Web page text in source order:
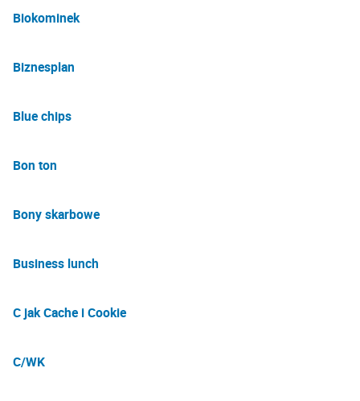
Biokominek
Biznesplan
Blue chips
Bon ton
Bony skarbowe
Business lunch
C jak Cache i Cookie
C/WK